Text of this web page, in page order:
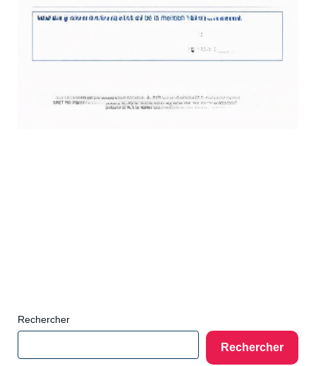
Rechercher
Rechercher